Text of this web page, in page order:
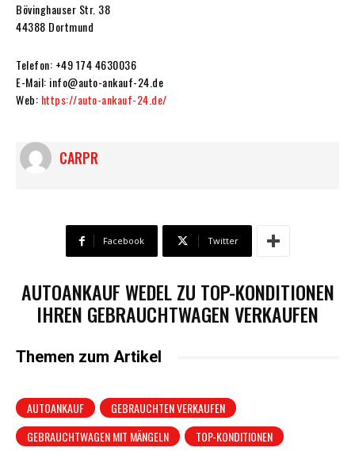
Bövinghauser Str. 38
44388 Dortmund
Telefon: +49 174 4630036
E-Mail: info@auto-ankauf-24.de
Web: https://auto-ankauf-24.de/
CARPR
Facebook Twitter
AUTOANKAUF WEDEL ZU TOP-KONDITIONEN
IHREN GEBRAUCHTWAGEN VERKAUFEN
Themen zum Artikel
AUTOANKAUF
GEBRAUCHTEN VERKAUFEN
GEBRAUCHTWAGEN MIT MÄNGELN
TOP-KONDITIONEN